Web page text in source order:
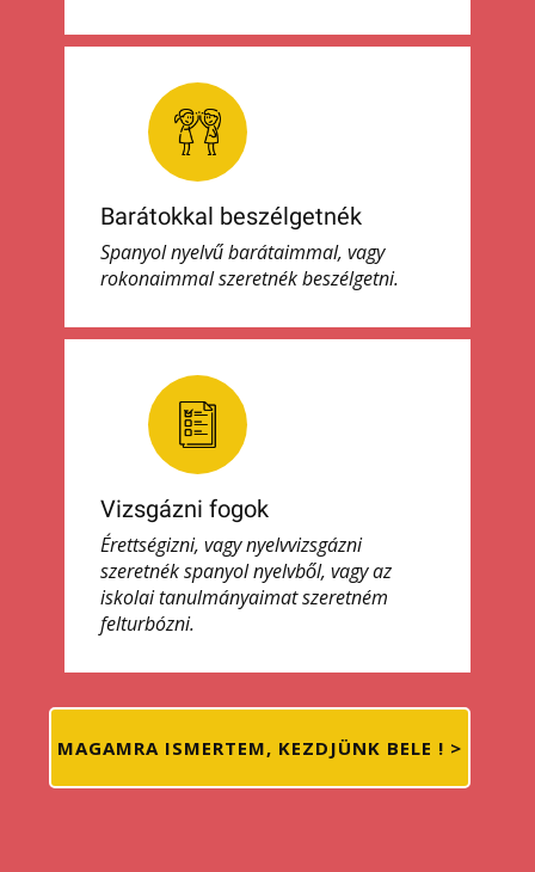
Barátokkal beszélgetnék
Spanyol nyelvű barátaimmal, vagy
rokonaimmal szeretnék beszélgetni.
Vizsgázni fogok
Érettségizni, vagy nyelvvizsgázni
szeretnék spanyol nyelvből, vagy az
iskolai tanulmányaimat szeretném
felturbózni.
MAGAMRA ISMERTEM, KEZDJÜNK BELE ! >